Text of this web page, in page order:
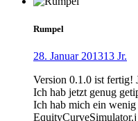
Rumpel
28. Januar 201313 Jr.
Version 0.1.0 ist fertig!
Ich hab jetzt genug
Ich hab mich ein
EquityCurveSimulator.j